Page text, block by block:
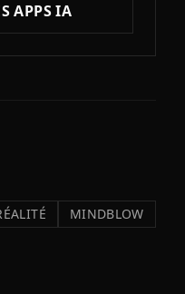
APPS IA
MINDBLOW